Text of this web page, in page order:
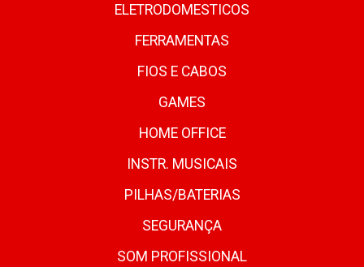
ELETRODOMESTICOS
FERRAMENTAS
FIOS E CABOS
GAMES
HOME OFFICE
INSTR. MUSICAIS
PILHAS/BATERIAS
SEGURANÇA
SOM PROFISSIONAL